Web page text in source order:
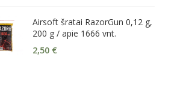
Airsoft šratai RazorGun 0,12 g,
200 g / apie 1666 vnt.
2,50 €